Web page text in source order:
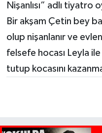
Nişanlısı” adlı tiyatro
Bir akşam Çetin bey
olup nişanlanır ve
felsefe hocası Leyla
tutup kocasını